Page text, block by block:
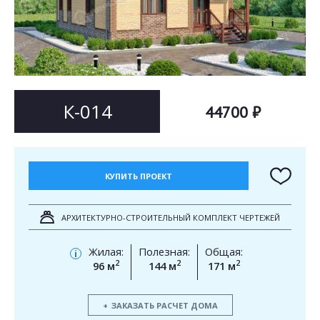
К-014 44700 ₽
КУПИТЬ ПРОЕКТ
АРХИТЕКТУРНО-СТРОИТЕЛЬНЫЙ КОМПЛЕКТ ЧЕРТЕЖЕЙ
i
Жилая:
96 м2
Полезная:
144 м2
Общая:
171 м2
ЗАКАЗАТЬ РАСЧЕТ ДОМА
Согласен на обработку персональных данных
ОТПРАВИТЬ
Согласен на обработку персональных данных
This site is protected by reCAPTCHA and the GooglePrivacy Policyand Terms of Service
apply.